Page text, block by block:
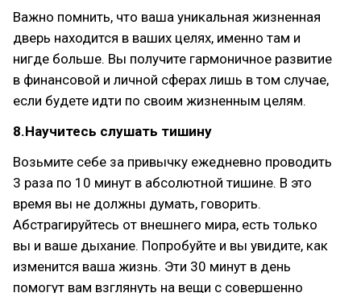
Важно помнить, что ваша уникальная жизненная
дверь находится в ваших целях, именно там и
нигде больше. Вы получите гармоничное развитие
в финансовой и личной сферах лишь в том случае,
если будете идти по своим жизненным целям.
8.Научитесь слушать тишину
Возьмите себе за привычку ежедневно проводить
3 раза по 10 минут в абсолютной тишине. В это
время вы не должны думать, говорить.
Абстрагируйтесь от внешнего мира, есть только
вы и ваше дыхание. Попробуйте и вы увидите, как
изменится ваша жизнь. Эти 30 минут в день
помогут вам взглянуть на вещи с совершенно